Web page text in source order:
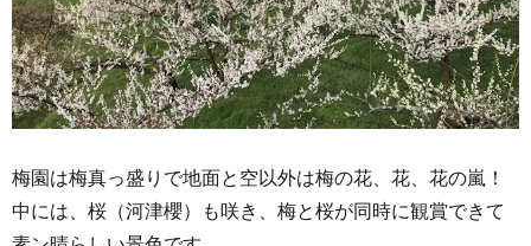
梅園は梅真っ盛りで地面と空以外は梅の花、花、花の嵐！
中には、桜（河津櫻）も咲き、梅と桜が同時に観賞できて